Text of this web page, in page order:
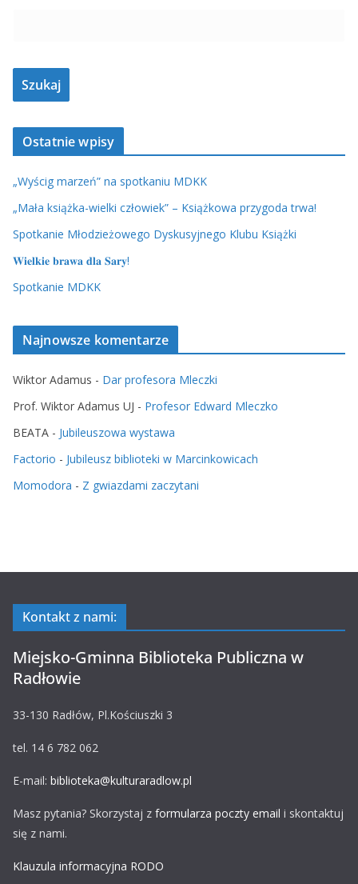
Ostatnie wpisy
„Wyścig marzeń” na spotkaniu MDKK
„Mała książka-wielki człowiek” – Książkowa przygoda trwa!
Spotkanie Młodzieżowego Dyskusyjnego Klubu Książki
𝐖𝐢𝐞𝐥𝐤𝐢𝐞 𝐛𝐫𝐚𝐰𝐚 𝐝𝐥𝐚 𝐒𝐚𝐫𝐲!
Spotkanie MDKK
Najnowsze komentarze
Wiktor Adamus - Dar profesora Mleczki
Prof. Wiktor Adamus UJ - Profesor Edward Mleczko
BEATA - Jubileuszowa wystawa
Factorio - Jubileusz biblioteki w Marcinkowicach
Momodora - Z gwiazdami zaczytani
Kontakt z nami:
Miejsko-Gminna Biblioteka Publiczna w
Radłowie
33-130 Radłów, Pl.Kościuszki 3
tel. 14 6 782 062
E-mail: biblioteka@kulturaradlow.pl
Masz pytania? Skorzystaj z formularza poczty email i skontaktuj
się z nami.
Klauzula informacyjna RODO